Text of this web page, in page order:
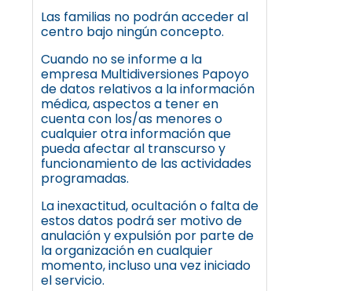
Las familias no podrán acceder al
centro bajo ningún concepto.
Cuando no se informe a la
empresa Multidiversiones Papoyo
de datos relativos a la información
médica, aspectos a tener en
cuenta con los/as menores o
cualquier otra información que
pueda afectar al transcurso y
funcionamiento de las actividades
programadas.
La inexactitud, ocultación o falta de
estos datos podrá ser motivo de
anulación y expulsión por parte de
la organización en cualquier
momento, incluso una vez iniciado
el servicio.